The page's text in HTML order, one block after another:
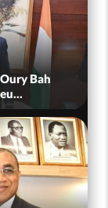
Bah